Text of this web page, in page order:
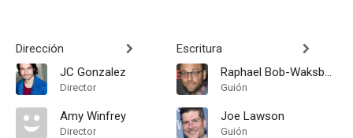
Golden Snowflake
Waitress / Cow
Waitress /
Announcer (voice)
Dirección
JC Gonzalez
Director
Amy Winfrey
Director
Escritura
Raphael Bob-Waksberg
Guión
Joe Lawson
Guión